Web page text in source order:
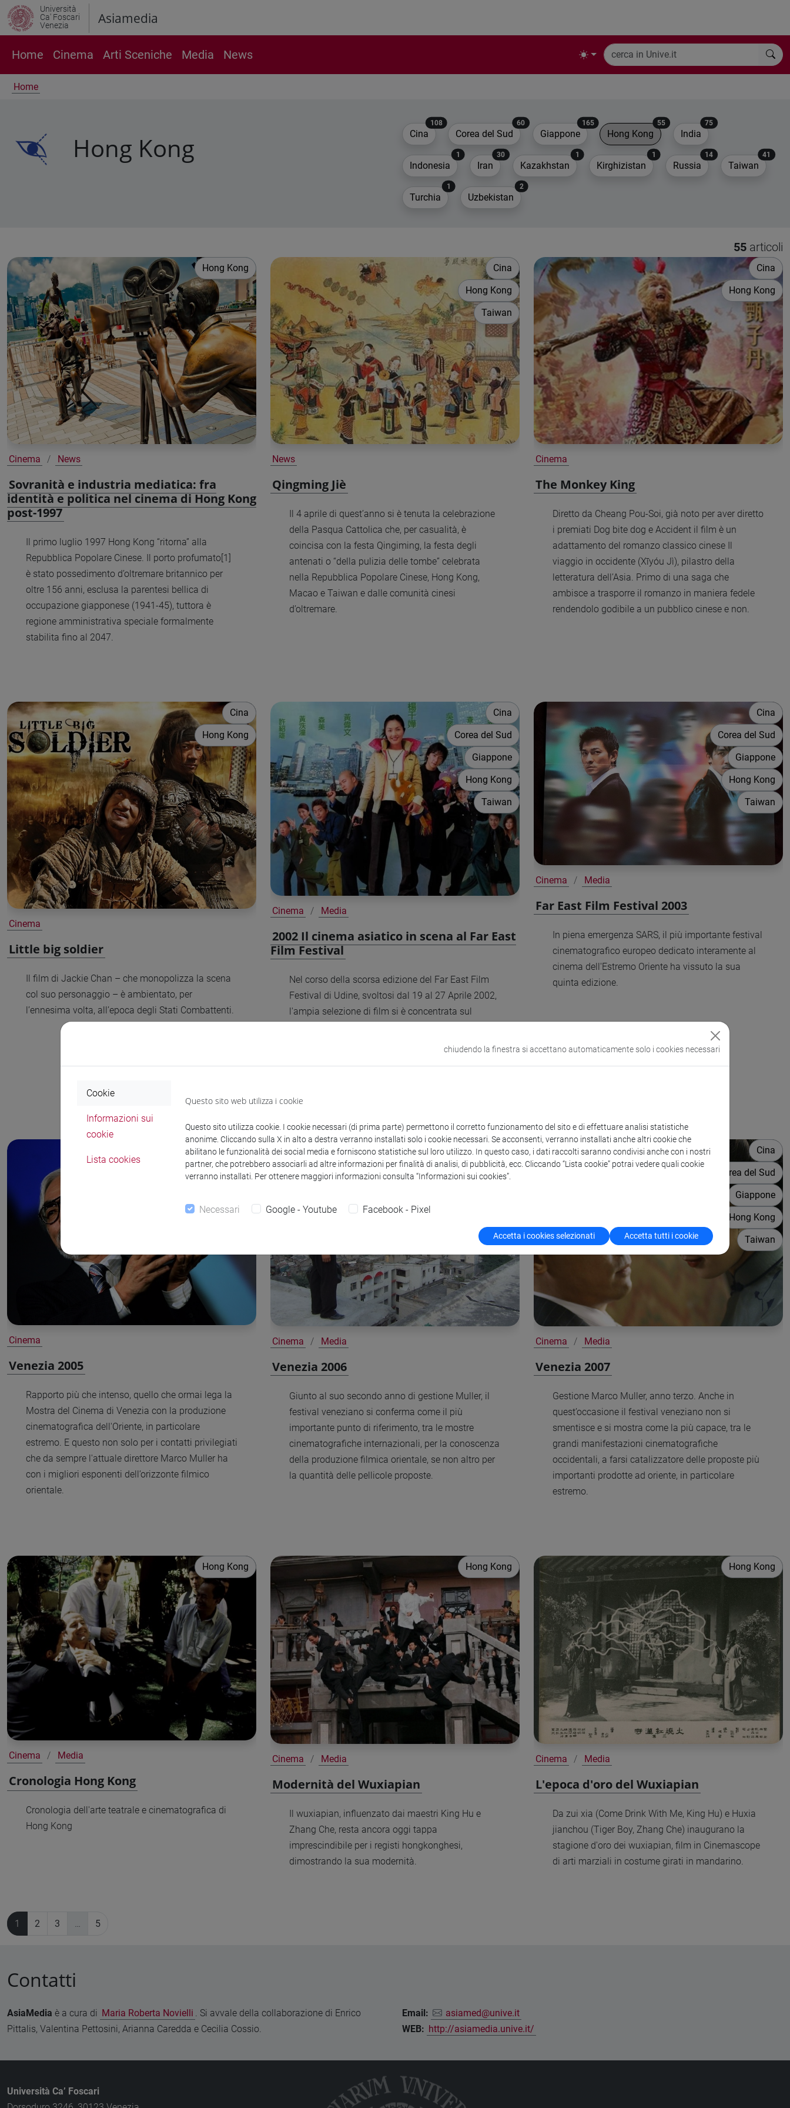
Università
Ca' Foscari
Venezia
Asiamedia
Home Cinema Arti Sceniche Media News
Home
Hong Kong Cina
108
Corea del Sud
60
Giappone
165
Hong Kong
55
India
75
Indonesia
1
Iran
30
Kazakhstan
1
Kirghizistan
1
Russia
14
Taiwan
41
Turchia
1
Uzbekistan
2
55 articoli
Hong Kong
Cinema News
Sovranità e industria mediatica: fra
identità e politica nel cinema di Hong Kong
post-1997
Il primo luglio 1997 Hong Kong “ritorna” alla
Repubblica Popolare Cinese. Il porto profumato[1]
è stato possedimento d’oltremare britannico per
oltre 156 anni, esclusa la parentesi bellica di
occupazione giapponese (1941-45), tuttora è
regione amministrativa speciale formalmente
stabilita fino al 2047.
Cina
Hong Kong
Taiwan
News
Qingming Jiè
Il 4 aprile di quest’anno si è tenuta la celebrazione
della Pasqua Cattolica che, per casualità, è
coincisa con la festa Qingiming, la festa degli
antenati o “della pulizia delle tombe” celebrata
nella Repubblica Popolare Cinese, Hong Kong,
Macao e Taiwan e dalle comunità cinesi
d’oltremare.
Cina
Hong Kong
Cinema
The Monkey King
Diretto da Cheang Pou-Soi, già noto per aver diretto
i premiati Dog bite dog e Accident il film è un
adattamento del romanzo classico cinese Il
viaggio in occidente (Xīyóu Jì), pilastro della
letteratura dell’Asia. Primo di una saga che
ambisce a trasporre il romanzo in maniera fedele
rendendolo godibile a un pubblico cinese e non.
Cina
Hong Kong
Cinema
Little big soldier
Il film di Jackie Chan – che monopolizza la scena
col suo personaggio – è ambientato, per
l’ennesima volta, all’epoca degli Stati Combattenti.
Cina
Corea del Sud
Giappone
Hong Kong
Taiwan
Cinema Media
2002 Il cinema asiatico in scena al Far East
Film Festival
Nel corso della scorsa edizione del Far East Film
Festival di Udine, svoltosi dal 19 al 27 Aprile 2002,
l'ampia selezione di film si è concentrata sul
successi al botteghino dei rispettivi paesi, nonché
Cina
Corea del Sud
Giappone
Hong Kong
Taiwan
Cinema Media
Far East Film Festival 2003
In piena emergenza SARS, il più importante festival
cinematografico europeo dedicato interamente al
cinema dell'Estremo Oriente ha vissuto la sua
quinta edizione.
Cina
Corea del Sud
Cinema
Venezia 2005
Rapporto più che intenso, quello che ormai lega la
Mostra del Cinema di Venezia con la produzione
cinematografica dell'Oriente, in particolare
estremo. E questo non solo per i contatti privilegiati
che da sempre l'attuale direttore Marco Muller ha
con i migliori esponenti dell’orizzonte filmico
orientale.
Cina
Corea del Sud
Taiwan
Cinema Media
Venezia 2006
Giunto al suo secondo anno di gestione Muller, il
festival veneziano si conferma come il più
importante punto di riferimento, tra le mostre
cinematografiche internazionali, per la conoscenza
della produzione filmica orientale, se non altro per
la quantità delle pellicole proposte.
Cina
Corea del Sud
Giappone
Hong Kong
Taiwan
Cinema Media
Venezia 2007
Gestione Marco Muller, anno terzo. Anche in
quest’occasione il festival veneziano non si
smentisce e si mostra come la più capace, tra le
grandi manifestazioni cinematografiche
occidentali, a farsi catalizzatore delle proposte più
importanti prodotte ad oriente, in particolare
estremo.
Hong Kong
Cinema Media
Cronologia Hong Kong
Cronologia dell'arte teatrale e cinematografica di
Hong Kong
Hong Kong
Cinema Media
Modernità del Wuxiapian
Il wuxiapian, influenzato dai maestri King Hu e
Zhang Che, resta ancora oggi tappa
imprescindibile per i registi hongkonghesi,
dimostrando la sua modernità.
Hong Kong
Cinema Media
L'epoca d'oro del Wuxiapian
Da zui xia (Come Drink With Me, King Hu) e Huxia
jianchou (Tiger Boy, Zhang Che) inaugurano la
stagione d'oro dei wuxiapian, film in Cinemascope
di arti marziali in costume girati in mandarino.
1 2 3 … 5
Contatti
AsiaMedia è a cura di Maria Roberta Novielli . Si avvale della collaborazione di Enrico
Pittalis, Valentina Pettosini, Arianna Caredda e Cecilia Cossio.
Email:
asiamed@unive.it
WEB: http://asiamedia.unive.it/
Università Ca’ Foscari
chiudendo la finestra si accettano automaticamente solo i cookies necessari
Cookie
Informazioni sui
cookie
Lista cookies
Questo sito web utilizza i cookie
Questo sito utilizza cookie. I cookie necessari (di prima parte) permettono il corretto funzionamento del sito e di effettuare analisi statistiche
anonime. Cliccando sulla X in alto a destra verranno installati solo i cookie necessari. Se acconsenti, verranno installati anche altri cookie che
abilitano le funzionalità dei social media e forniscono statistiche sul loro utilizzo. In questo caso, i dati raccolti saranno condivisi anche con i nostri
partner, che potrebbero associarli ad altre informazioni per finalità di analisi, di pubblicità, ecc. Cliccando “Lista cookie” potrai vedere quali cookie
verranno installati. Per ottenere maggiori informazioni consulta “Informazioni sui cookies”.
Necessari Google - Youtube Facebook - Pixel
Accetta i cookies selezionati Accetta tutti i cookie